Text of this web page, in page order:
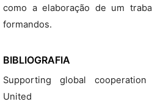
como a elaboração de um
formandos.
BIBLIOGRAFIA
Supporting global
United